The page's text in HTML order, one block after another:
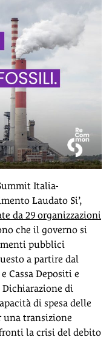
Italia-
Laudato Si’,
da 29 organizzazioni
che il governo si
pubblici
a partire dal
Cassa Depositi e
di
di spesa delle
transizione
la crisi del debito